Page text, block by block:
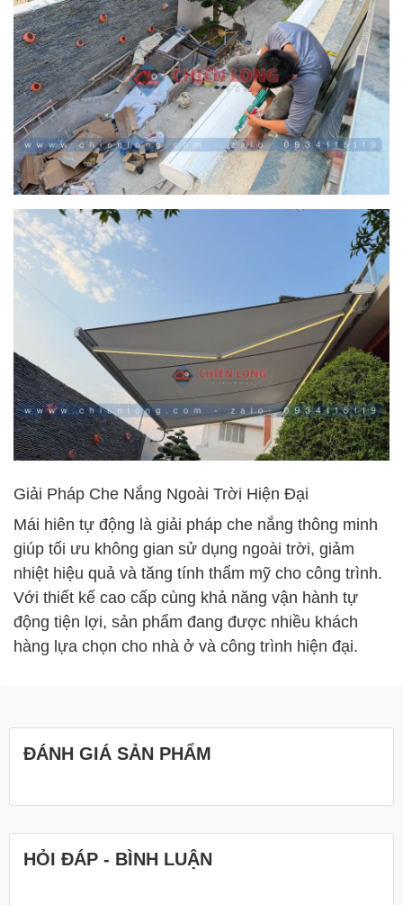
Giải Pháp Che Nắng Ngoài Trời Hiện Đại
Mái hiên tự động là giải pháp che nắng thông minh
giúp tối ưu không gian sử dụng ngoài trời, giảm
nhiệt hiệu quả và tăng tính thẩm mỹ cho công trình.
Với thiết kế cao cấp cùng khả năng vận hành tự
động tiện lợi, sản phẩm đang được nhiều khách
hàng lựa chọn cho nhà ở và công trình hiện đại.
ĐÁNH GIÁ SẢN PHẨM
HỎI ĐÁP - BÌNH LUẬN